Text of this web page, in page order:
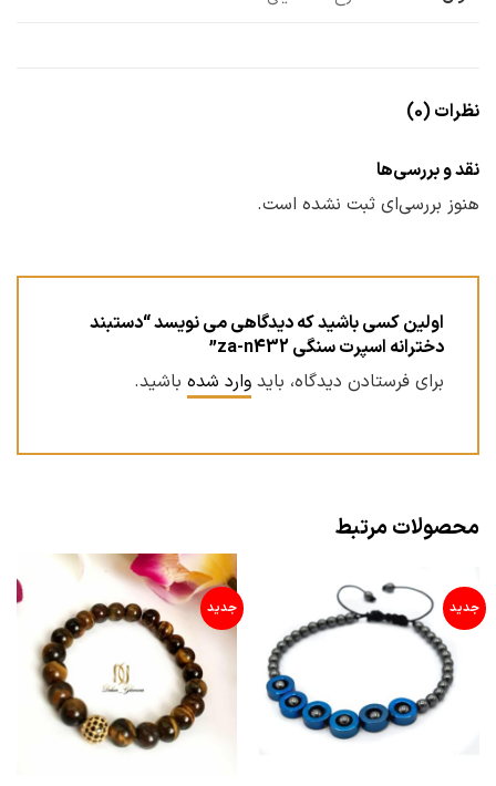
نظرات (0)
نقد و بررسی‌ها
هنوز بررسی‌ای ثبت نشده است.
اولین کسی باشید که دیدگاهی می نویسد “دستبند
دخترانه اسپرت سنگی za-n432”
برای فرستادن دیدگاه، باید وارد شده باشید.
محصولات مرتبط
جدید جدید